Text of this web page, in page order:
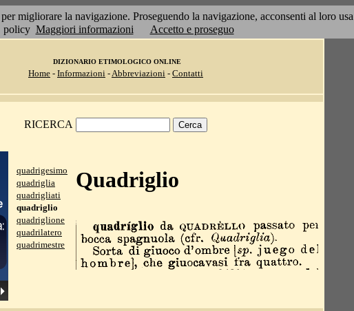
migliorare la navigazione. Proseguendo la navigazione, acconsenti al loro
policy Maggiori informazioni Accetto e proseguo
DIZIONARIO ETIMOLOGICO ONLINE
Home - Informazioni -Abbreviazioni - Contatti
RICERCA
quadrigesimo
quadriglia
quadrigliati
quadriglio
quadriglione
quadrilatero
quadrimestre
Quadriglio